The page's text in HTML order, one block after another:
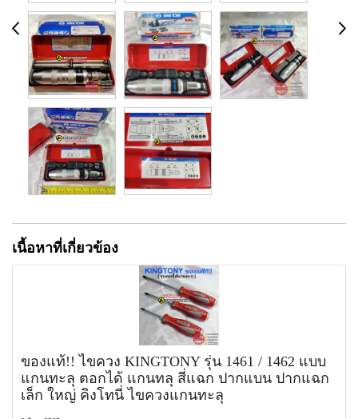
เนื้อหาที่เกี่ยวข้อง
ของแท้!! ไขควง KINGTONY รุ่น 1461 / 1462 แบบ
แกนทะลุ ตอกได้ แกนทลุ สี่แฉก ปากแบน ปากแฉก
เล็ก ใหญ่ คิงโทนี่ ไขควงแกนทะลุ